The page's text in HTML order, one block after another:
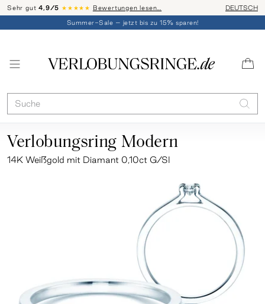
Sehr gut4,9/5 ★★★★★ Bewertungen lesen… Telefon-
DEUTSCH
Summer-Sale – jetzt bis zu 15% sparen!
Verlobungsring Modern
14K Weißgold mit Diamant 0,10ct G/SI